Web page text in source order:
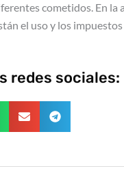
cometidos. En la
el uso y los impuestos
redes sociales: